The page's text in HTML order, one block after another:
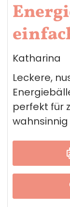
Katharina
Leckere,
perfekt für